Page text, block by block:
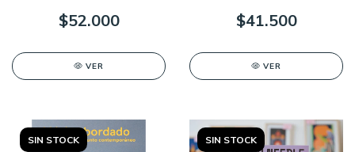
$52.000
VER
$41.500
VER
SIN STOCK SIN STOCK